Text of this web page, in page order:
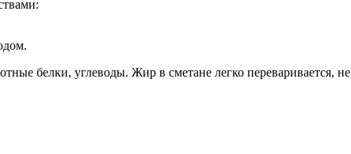
белки, углеводы. Жир в сметане легко переваривается,